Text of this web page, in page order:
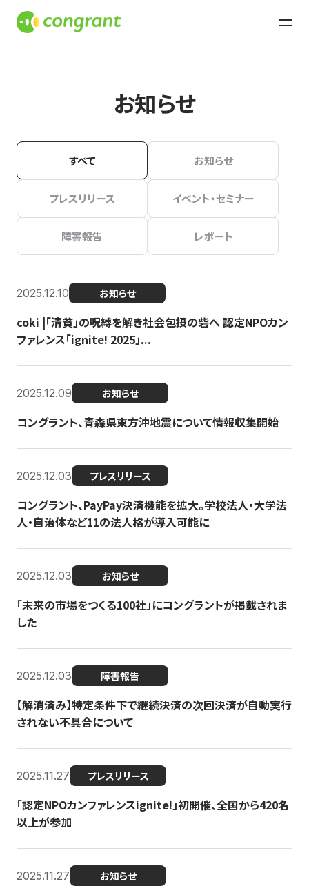
お知らせ
すべて お知らせ
プレスリリース イベント・セミナー
障害報告 レポート
2025.12.10 お知らせ
coki |「清貧」の呪縛を解き社会包摂の砦へ 認定NPOカン
ファレンス「ignite! 2025」...
2025.12.09 お知らせ
コングラント、青森県東方沖地震について情報収集開始
2025.12.03 プレスリリース
コングラント、PayPay決済機能を拡大。学校法人・大学法
人・自治体など11の法人格が導入可能に
2025.12.03 お知らせ
「未来の市場をつくる100社」にコングラントが掲載されま
した
2025.12.03 障害報告
【解消済み】特定条件下で継続決済の次回決済が自動実行
されない不具合について
2025.11.27 プレスリリース
「認定NPOカンファレンスignite!」初開催、全国から420名
以上が参加
2025.11.27 お知らせ